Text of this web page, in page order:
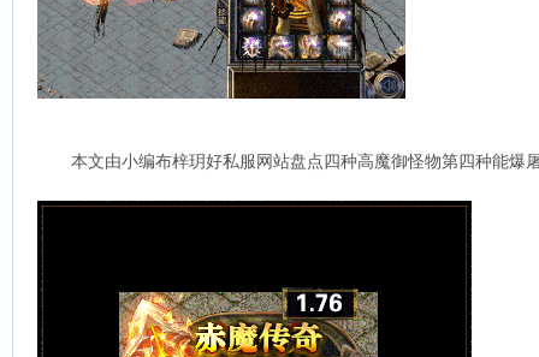
本文由小编布梓玥好私服网站盘点四种高魔御怪物第四种能爆